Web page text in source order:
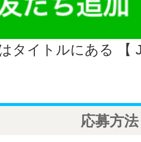
タイトルにある 【
応募方法